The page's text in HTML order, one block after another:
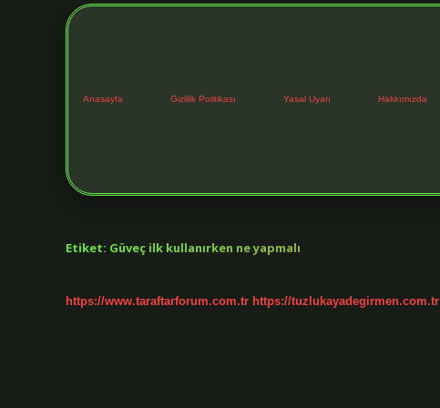
Anasayfa Gizlilik Politikası Yasal Uyarı Hakkımızda
Etiket: Güveç ilk kullanırken ne yapmalı
https://www.taraftarforum.com.tr https://tuzlukayadegirmen.com.tr